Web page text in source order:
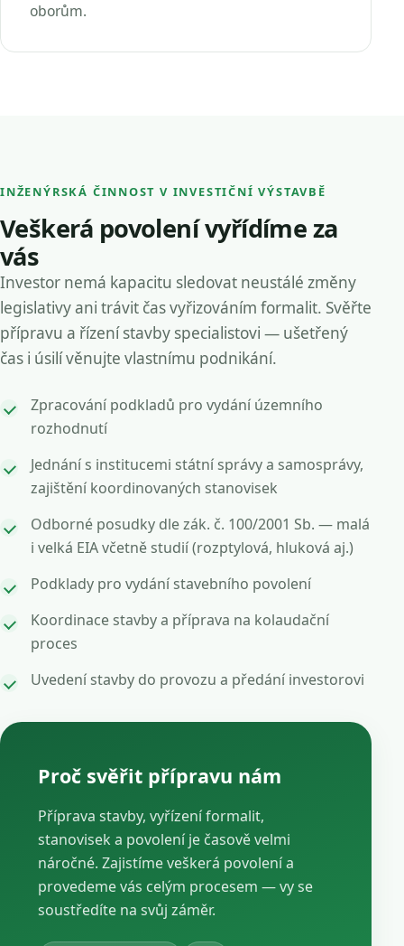
oborům.
INŽENÝRSKÁ ČINNOST V INVESTIČNÍ VÝSTAVBĚ
Veškerá povolení vyřídíme za
vás
Investor nemá kapacitu sledovat neustálé změny
legislativy ani trávit čas vyřizováním formalit. Svěřte
přípravu a řízení stavby specialistovi — ušetřený
čas i úsilí věnujte vlastnímu podnikání.
Zpracování podkladů pro vydání územního
rozhodnutí
Jednání s institucemi státní správy a samosprávy,
zajištění koordinovaných stanovisek
Odborné posudky dle zák. č. 100/2001 Sb. — malá
i velká EIA včetně studií (rozptylová, hluková aj.)
Podklady pro vydání stavebního povolení
Koordinace stavby a příprava na kolaudační
proces
Uvedení stavby do provozu a předání investorovi
Proč svěřit přípravu nám
Příprava stavby, vyřízení formalit,
stanovisek a povolení je časově velmi
náročné. Zajistíme veškerá povolení a
provedeme vás celým procesem — vy se
soustředíte na svůj záměr.